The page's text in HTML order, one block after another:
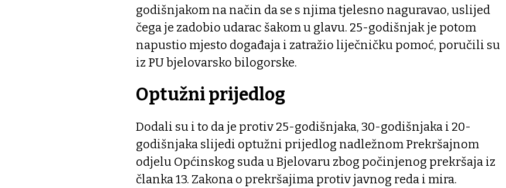
godišnjakom na način da se s njima tjelesno naguravao, uslijed
čega je zadobio udarac šakom u glavu. 25-godišnjak je potom
napustio mjesto događaja i zatražio liječničku pomoć, poručili su
iz PU bjelovarsko bilogorske.
Optužni prijedlog
Dodali su i to da je protiv 25-godišnjaka, 30-godišnjaka i 20-
godišnjaka slijedi optužni prijedlog nadležnom Prekršajnom
odjelu Općinskog suda u Bjelovaru zbog počinjenog prekršaja iz
članka 13. Zakona o prekršajima protiv javnog reda i mira.